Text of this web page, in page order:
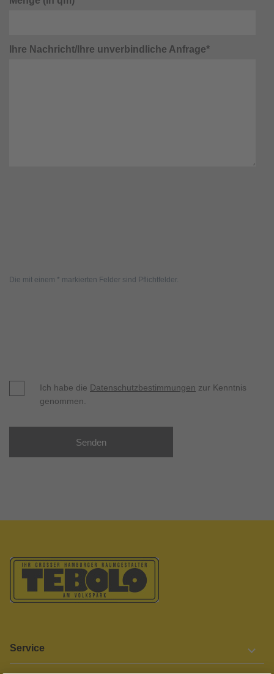
Ihre Nachricht/Ihre unverbindliche Anfrage*
Die mit einem * markierten Felder sind Pflichtfelder.
Ich habe die Datenschutzbestimmungen zur Kenntnis
genommen.
Senden
Service